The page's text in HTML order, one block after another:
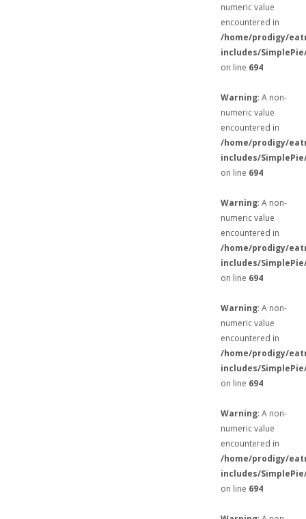
numeric value
encountered in
/home/prodigy/
includes/
on line 694
Warning: A non-
numeric value
encountered in
/home/prodigy/
includes/
on line 694
Warning: A non-
numeric value
encountered in
/home/prodigy/
includes/
on line 694
Warning: A non-
numeric value
encountered in
/home/prodigy/
includes/
on line 694
Warning: A non-
numeric value
encountered in
/home/prodigy/
includes/
on line 694